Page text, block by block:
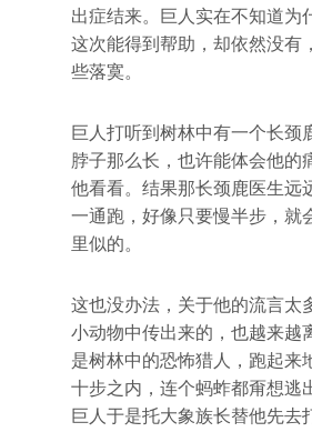
出症结来。巨人实在不知道为
这次能得到帮助，却依然没有
些落寞。
巨人打听到树林中有一个长颈
脖子那么长，也许能体会他的
他看看。结果那长颈鹿医生远
一通跑，好像只要慢半步，就
里似的。
这也没办法，关于他的流言太
小动物中传出来的，也越来越
是树林中的恐怖猎人，跑起来
十步之内，连个蚂蚱都甭想逃
巨人于是托大象族长替他先去